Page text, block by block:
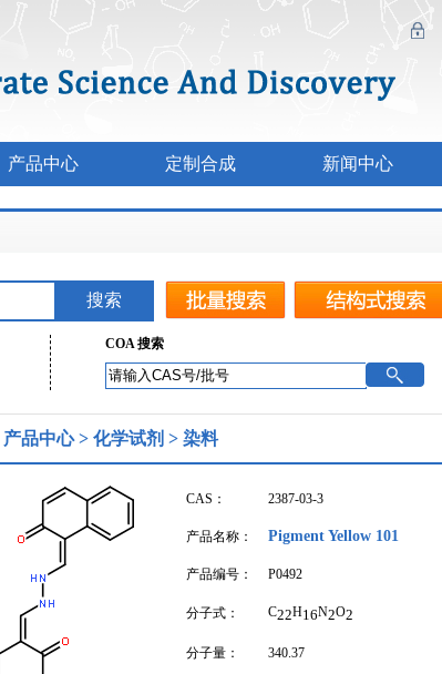
产品中心 定制合成 新闻中心
COA 搜索
产品中心> 化学试剂 > 染料
CAS： 2387-03-3
产品名称： Pigment Yellow 101
产品编号： P0492
分子式： C22H16N2O2
分子量： 340.37